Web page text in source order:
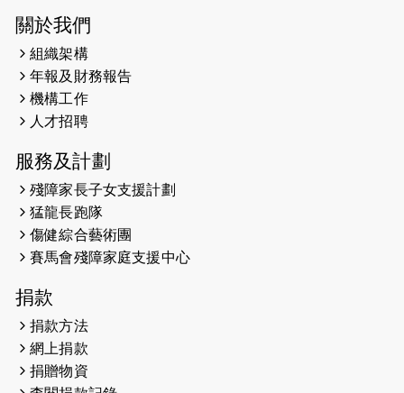
2026-05-28
2026-05-22
2026-05-21
2026-05-14
（19:00開始）
2026-05-07
開始）
2026-04-30
2026-04-25
關於我們
組織架構
年報及財務報告
機構工作
人才招聘
服務及計劃
殘障家長子女支援計劃
猛龍長跑隊
傷健綜合藝術團
賽馬會殘障家庭支援中心
捐款
捐款方法
網上捐款
捐贈物資